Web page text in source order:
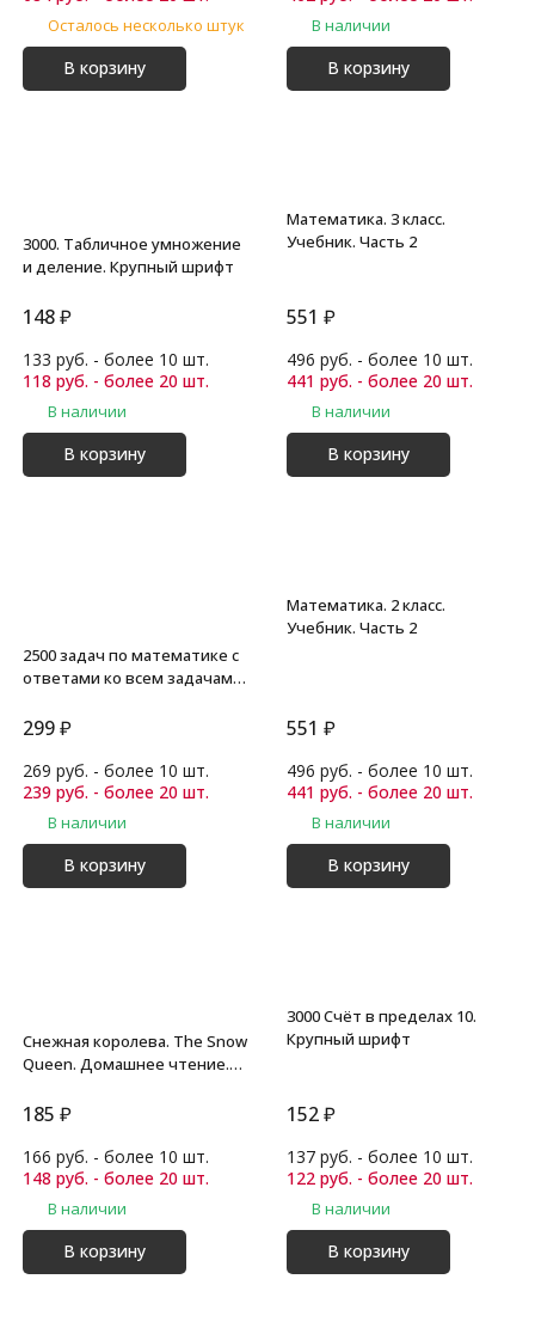
Осталось несколько штук
В корзину
В наличии
В корзину
3000. Табличное умножение
и деление. Крупный шрифт
148₽
133 руб. - более 10 шт.
118 руб. - более 20 шт.
В наличии
В корзину
Математика. 3 класс.
Учебник. Часть 2
551 ₽
496 руб. - более 10 шт.
441 руб. - более 20 шт.
В наличии
В корзину
2500 задач по математике с
ответами ко всем задачам.
299₽
269 руб. - более 10 шт.
239 руб. - более 20 шт.
В наличии
В корзину
Математика. 2 класс.
Учебник. Часть 2
551 ₽
496 руб. - более 10 шт.
441 руб. - более 20 шт.
В наличии
В корзину
Снежная королева. The Snow
Queen. Домашнее чтение.
185 ₽
166 руб. - более 10 шт.
148 руб. - более 20 шт.
В наличии
В корзину
3000 Счёт в пределах 10.
Крупный шрифт
152₽
137 руб. - более 10 шт.
122 руб. - более 20 шт.
В наличии
В корзину